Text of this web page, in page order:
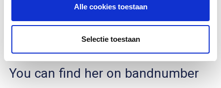
Alle cookies toestaan
Selectie toestaan
Ermerveen’s Prideis aHen, born in
2008.
You can find her on bandnumber